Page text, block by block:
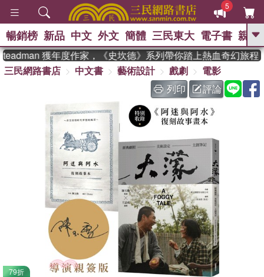
5
GO
熱搜： 東野圭吾 、 The Odyssey
、 如果歷史是一群喵 、 暑期
國際布克獎 臺灣漫遊錄 、 方
念華 、 台灣的李登輝時代 、
孩：黎曼猜想 、 偉大的迷走神經
暢銷榜 新品 中文 外文 簡體 三民東大 電子書 親子
獲年度作家，《史坎德》系列帶你踏上熱血奇幻旅程
三民網路書店
中文書 藝術設計 戲劇
電影
列印
評論
79折